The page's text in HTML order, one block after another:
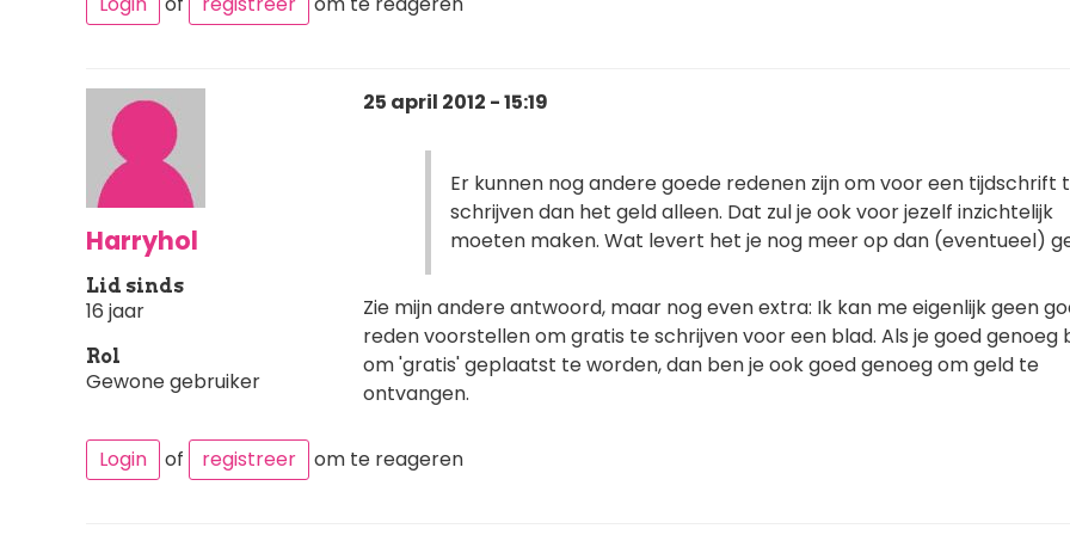
Harryhol
Lid sinds
16 jaar
Rol
Gewone gebruiker
25 april 2012 - 15:19
Er kunnen nog andere goede redenen zijn om voor een tijdschrift
schrijven dan het geld alleen. Dat zul je ook voor jezelf inzichtelijk
moeten maken. Wat levert het je nog meer op dan (eventueel)
Zie mijn andere antwoord, maar nog even extra: Ik kan me eigenlijk geen
reden voorstellen om gratis te schrijven voor een blad. Als je goed genoeg
om 'gratis' geplaatst te worden, dan ben je ook goed genoeg om geld te
ontvangen.
Login of registreer om te reageren